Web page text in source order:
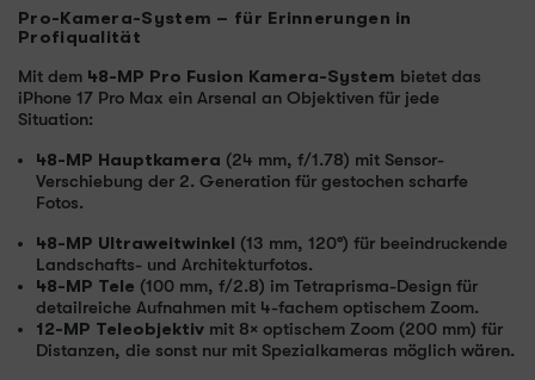
Pro-Kamera-System – für Erinnerungen in
Profiqualität
Mit dem 48-MP Pro Fusion Kamera-System bietet das
iPhone 17 Pro Max ein Arsenal an Objektiven für jede
Situation:
48-MP Hauptkamera (24 mm, f/1.78) mit Sensor-
Verschiebung der 2. Generation für gestochen scharfe
Fotos.
48-MP Ultraweitwinkel (13 mm, 120°) für beeindruckende
Landschafts- und Architekturfotos.
48-MP Tele (100 mm, f/2.8) im Tetraprisma-Design für
detailreiche Aufnahmen mit 4-fachem optischem Zoom.
12-MP Teleobjektivmit 8× optischem Zoom (200 mm) für
Distanzen, die sonst nur mit Spezialkameras möglich wären.